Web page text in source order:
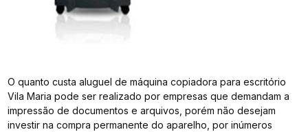
O quanto custa aluguel de máquina copiadora para escritório
Vila Maria pode ser realizado por empresas que demandam a
impressão de documentos e arquivos, porém não desejam
investir na compra permanente do aparelho, por inúmeros